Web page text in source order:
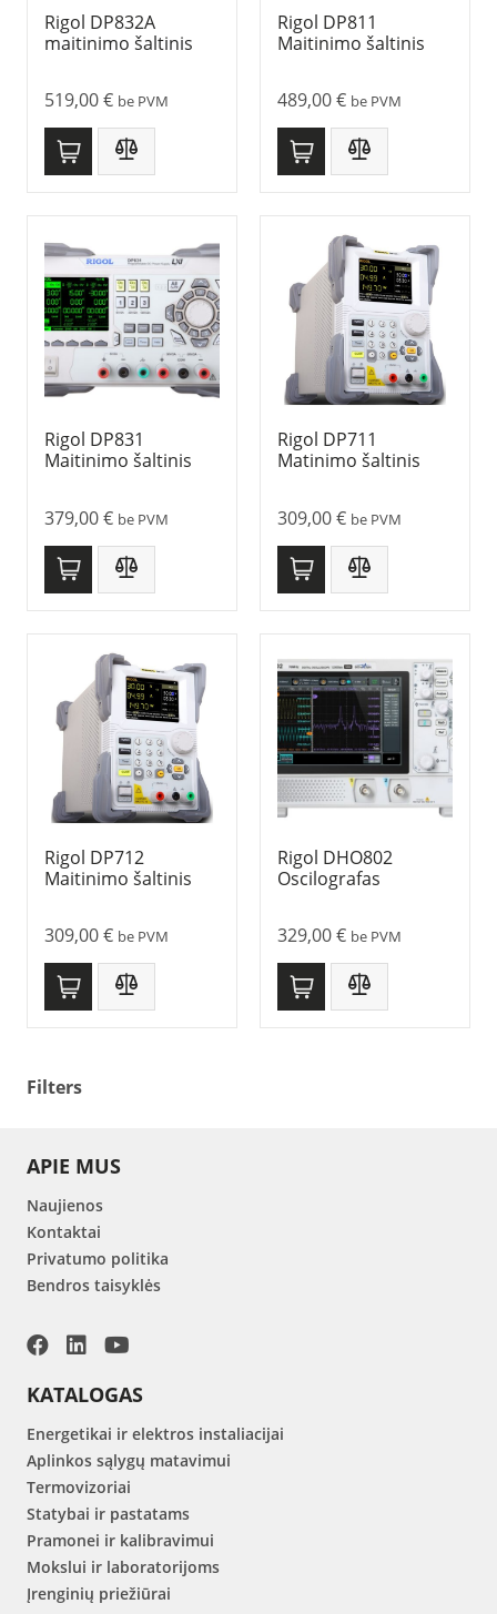
Filters
Rigol DP832A
maitinimo šaltinis
519,00€ be PVM
Rigol DP811
Maitinimo šaltinis
489,00€ be PVM
Rigol DP831
Maitinimo šaltinis
379,00€ be PVM
Rigol DP711
Matinimo šaltinis
309,00€ be PVM
Rigol DP712
Maitinimo šaltinis
309,00€ be PVM
Rigol DHO802
Oscilografas
329,00€ be PVM
APIE MUS
Naujienos
Kontaktai
Privatumo politika
Bendros taisyklės
KATALOGAS
Energetikai ir elektros instaliacijai
Aplinkos sąlygų matavimui
Termovizoriai
Statybai ir pastatams
Pramonei ir kalibravimui
Mokslui ir laboratorijoms
Įrenginių priežiūrai